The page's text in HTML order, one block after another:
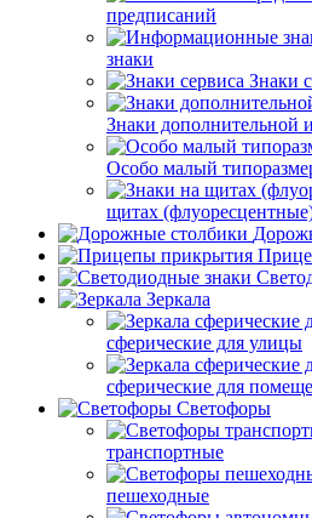
предписаний
знаки
Знаки
Знаки дополнительной
Особо малый
щитах
Зеркала
сферические для улицы
сферические для
Светофоры
транспортные
пешеходные